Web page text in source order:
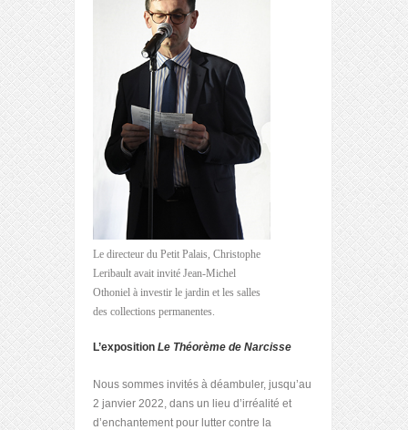
Le directeur du Petit Palais, Christophe
Leribault avait invité Jean-Michel
Othoniel à investir le jardin et les salles
des collections permanentes.
L’exposition Le Théorème de Narcisse
Nous sommes invités à déambuler, jusqu’au
2 janvier 2022, dans un lieu d’irréalité et
d’enchantement pour lutter contre la